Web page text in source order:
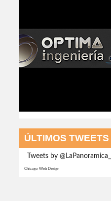
ÚLTIMOS TWEETS
Tweets by @LaPanoramica__
Chicago Web Design